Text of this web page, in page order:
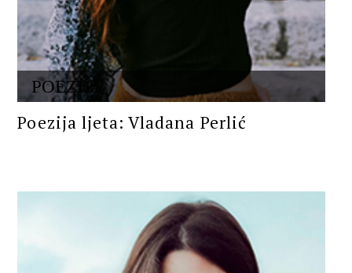
POEZIJA
Poezija ljeta: Vladana Perlić